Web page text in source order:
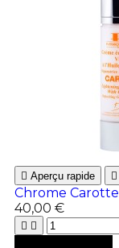
 Aperçu rapide 
Chrome Carotte
40,00 €
 